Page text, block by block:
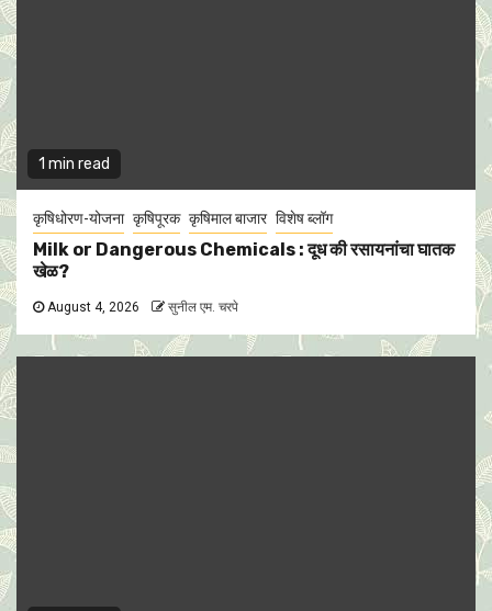
1 min read
कृषिधोरण-योजना कृषिपूरक कृषिमाल बाजार विशेष ब्लॉग
Milk or Dangerous Chemicals : दूध की रसायनांचा घातक
खेळ?
August 4, 2026 सुनील एम. चरपे